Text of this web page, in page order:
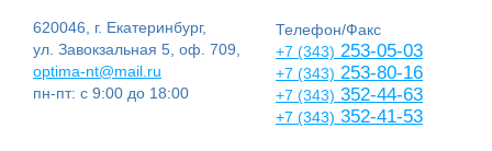
620046, г. Екатеринбург,
ул. Завокзальная 5, оф. 709,
optima-nt@mail.ru
пн-пт: с 9:00 до 18:00
Телефон/Факс
+7 (343) 253-05-03
+7 (343) 253-80-16
+7 (343) 352-44-63
+7 (343) 352-41-53